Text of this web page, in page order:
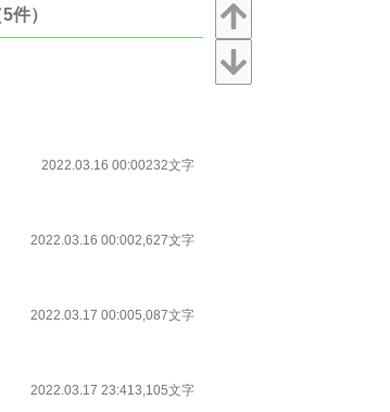
件）
2022.03.16 00:00232文字
2022.03.16 00:002,627文字
2022.03.17 00:005,087文字
2022.03.17 23:413,105文字